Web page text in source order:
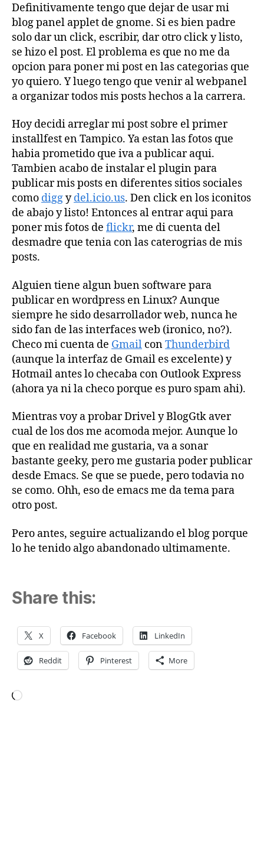
Definitivamente tengo que dejar de usar mi
blog panel applet de gnome. Si es bien padre
solo dar un click, escribir, dar otro click y listo,
se hizo el post. El problema es que no me da
opcion para poner mi post en las categorias que
yo quiero. Y luego tengo que venir al webpanel
a organizar todos mis posts hechos a la carrera.
Hoy decidi arreglar mi post sobre el primer
installfest en Tampico. Ya estan las fotos que
habia prometido que iva a publicar aqui.
Tambien acabo de instalar el plugin para
publicar mis posts en diferentes sitios sociales
como diggydel.icio.us. Den click en los iconitos
de abajo y listo! Entonces al entrar aqui para
poner mis fotos de flickr, me di cuenta del
desmadre que tenia con las caterogrias de mis
posts.
Alguien tiene algun buen software para
publicar en wordpress en Linux? Aunque
siempre he sido desarrollador web, nunca he
sido fan de las interfaces web (ironico, no?).
Checo mi cuenta de Gmail conThunderbird
(aunque la interfaz de Gmail es excelente) y
Hotmail antes lo checaba con Outlook Express
(ahora ya ni la checo porque es puro spam ahi).
Mientras voy a probar Drivel y BlogGtk aver
cual de los dos me acomoda mejor. Aunque lo
que en realidad me gustaria, va a sonar
bastante geeky, pero me gustaria poder publicar
desde Emacs. Se que se puede, pero todavia no
se como. Ohh, eso de emacs me da tema para
otro post.
Pero antes, seguire actualizando el blog porque
lo he tenido algo abandonado ultimamente.
Share this:
X Facebook LinkedIn
Reddit Pinterest More